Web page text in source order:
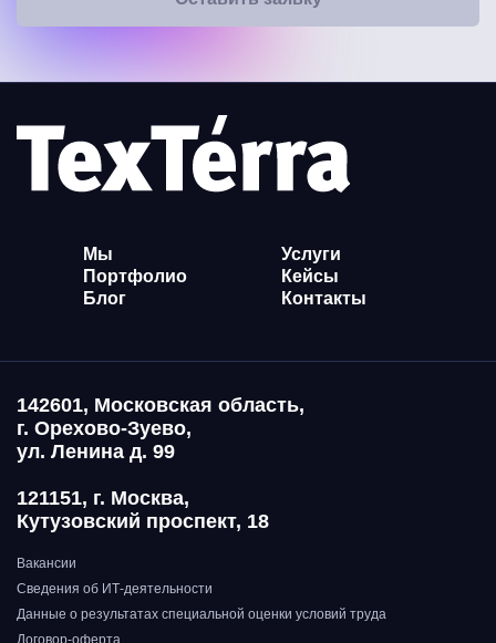
Мы
Услуги
Портфолио
Кейсы
Блог
Контакты
142601, Московская область,
г. Орехово-Зуево,
ул. Ленина д. 99
121151, г. Москва,
Кутузовский проспект, 18
Вакансии
Сведения об ИТ-деятельности
Данные о результатах специальной оценки условий труда